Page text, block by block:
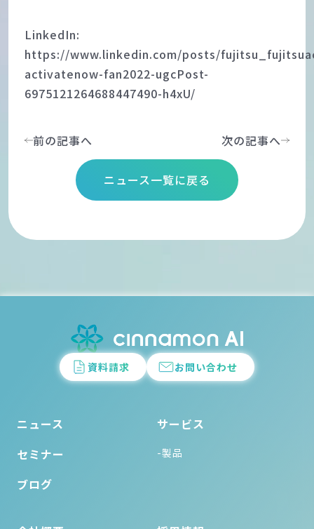
LinkedIn:
https://www.linkedin.com/posts/
activatenow-fan2022-ugcPost-
6975121264688447490-h4xU/
前の記事へ
ニュース一覧に戻る
次の記事へ
資料請求 お問い合わせ
ニュース
セミナー
ブログ
サービス
-製品